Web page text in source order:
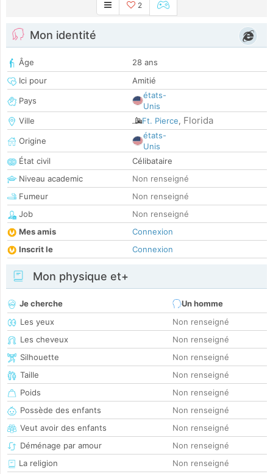
2
Mon identité
Âge
28 ans
Ici pour
Amitié
Pays
états-
Unis
Ville
Ft. Pierce, Florida
Origine
états-
Unis
État civil
Célibataire
Niveau academic
Non renseigné
Fumeur
Non renseigné
Job
Non renseigné
Mes amis
Connexion
Inscrit le
Connexion
Mon physique et+
Je cherche
Un homme
Les yeux
Non renseigné
Les cheveux
Non renseigné
Silhouette
Non renseigné
Taille
Non renseigné
Poids
Non renseigné
Possède des enfants
Non renseigné
Veut avoir des enfants
Non renseigné
Déménage par amour
Non renseigné
La religion
Non renseigné